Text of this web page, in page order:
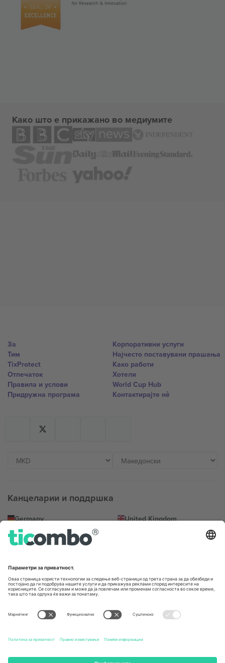
Како што е прикажано во медиумите
За
Тим
TixProtect
Отпечаток
Правила и услови
Придружна програма
Корпоративни услуги
Најчесто поставувани прашања
Како работи
Хотели
World Cup Hub
Контактирајте нѐ
Канцеларии и поддршка
Germany
Unter den Linden 24, 10117
Berlin, Germany
United Kingdom
167 City Road, London, Greater
United States
131 Continental Dr, Suite 305,
Newark, Delaware 19713, United
Switzerland
Dorfstrasse 52a, 6390
Totleben 53-55, 1606 Sofia,
Building A1, Office 302, Dubai,